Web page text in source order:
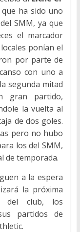
ha sido uno
SMM, ya que
el marcador
ponían el
por parte de
con uno a
segunda mitad
gran partido,
la vuelta al
de dos goles.
pero no hubo
los del SMM,
de temporada.
a la espera
la próxima
del club, los
partidos de